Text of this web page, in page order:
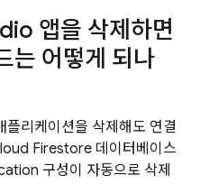
앱을 삭제하면
는 어떻게 되나
플리케이션을 삭제해도 연결
Firestore 데이터베이스
구성이 자동으로 삭제